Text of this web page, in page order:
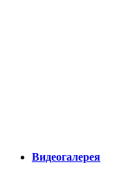
Видеогалерея